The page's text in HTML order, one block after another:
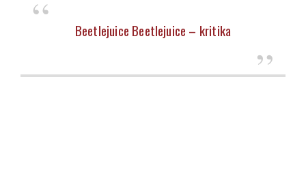
Beetlejuice Beetlejuice – kritika